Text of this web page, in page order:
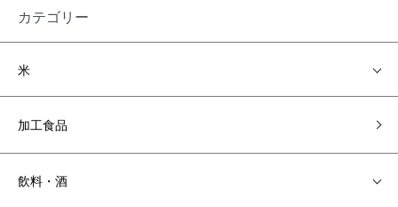
カテゴリー
米
加工食品
飲料・酒